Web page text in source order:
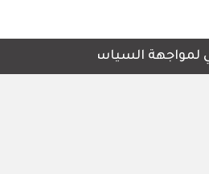
السياسات والإجراءات